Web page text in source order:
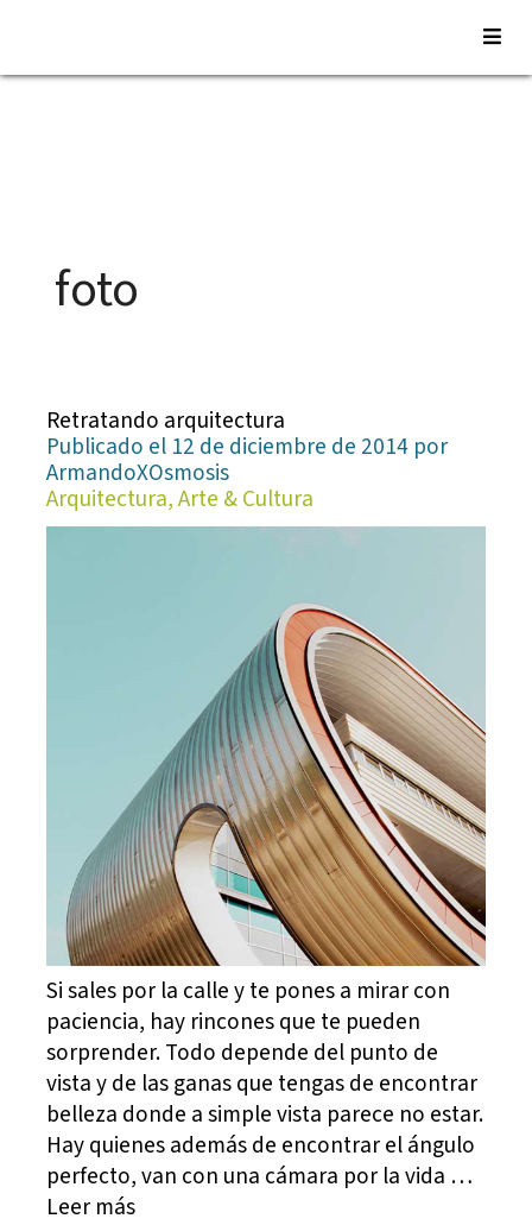
Saltar
foto
Retratando arquitectura
Publicado el 12 de diciembre de 2014 por
ArmandoXOsmosis
Arquitectura, Arte & Cultura
Si sales por la calle y te pones a mirar con
paciencia, hay rincones que te pueden
sorprender. Todo depende del punto de
vista y de las ganas que tengas de encontrar
belleza donde a simple vista parece no estar.
Hay quienes además de encontrar el ángulo
perfecto, van con una cámara por la vida …
Leer más